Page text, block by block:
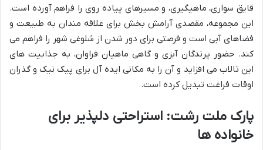
قایق سواری، ماهیگیری، و مسیرهای پیاده روی را فراهم آورده است.
این مجموعه، مقصدی آرامش بخش برای علاقه مندان به طبیعت و
فضاهای آبی است و فرصتی برای دور شدن از شلوغی شهر را فراهم می
کند. حضور پرندگان آبزی و گاهی ماهیان فراوان، به جذابیت های
این تالاب می افزاید و آن را به مکانی ایده آل برای پیک نیک و گذران
اوقات فراغت تبدیل کرده است.
پارک ملت رشت: استراحتی دلپذیر برای
خانواده ها